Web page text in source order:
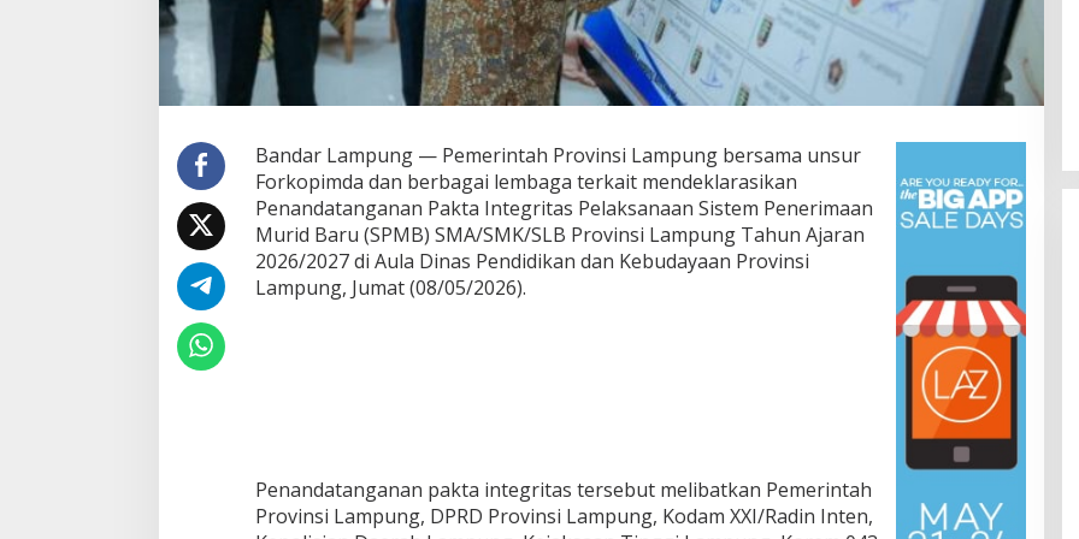
a
n
P
e
n
d
i
k
a
n
I
n
n
B
Bandar Lampung — Pemerintah Provinsi Lampung bersama unsur
Forkopimda dan berbagai lembaga terkait mendeklarasikan
Penandatanganan Pakta Integritas Pelaksanaan Sistem Penerimaan
Murid Baru (SPMB) SMA/SMK/SLB Provinsi Lampung Tahun Ajaran
2026/2027 di Aula Dinas Pendidikan dan Kebudayaan Provinsi
Lampung, Jumat (08/05/2026).
Penandatanganan pakta integritas tersebut melibatkan Pemerintah
Provinsi Lampung, DPRD Provinsi Lampung, Kodam XXI/Radin Inten,
Lomba Lari 10K Meriahkan HUT
Ke-1 Kodam XXI/Radin Inten
5 Agustus 2026